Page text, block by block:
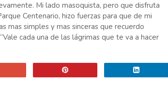
Mi lado masoquista, pero que disfruta
Centenario, hizo fuerzas para que de mi
mas simples y mas sinceras que recuerdo
cada una de las lágrimas que te va a hacer